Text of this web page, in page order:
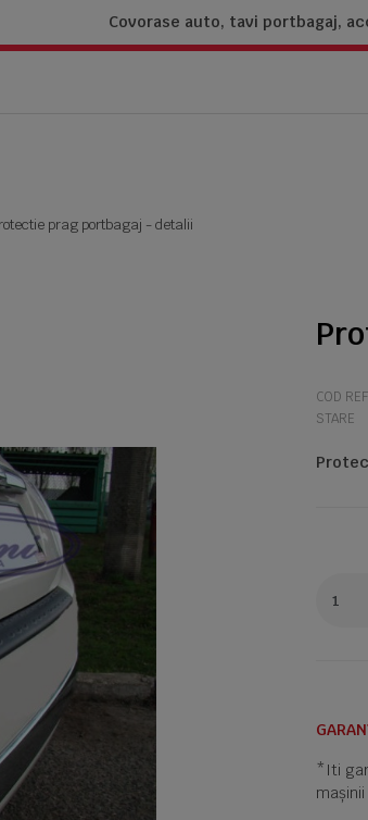
Covorase auto, tavi portbagaj,
prag portbagaj - detalii
COD
STARE
*Iti